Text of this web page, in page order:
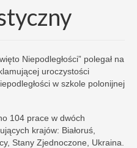
Niepodległości” polegał na
uroczystości
w szkole polonijnej
104 prace w dwóch
krajów: Białoruś,
Stany Zjednoczone, Ukraina.